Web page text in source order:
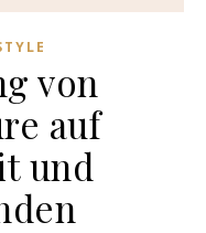
von
auf
und